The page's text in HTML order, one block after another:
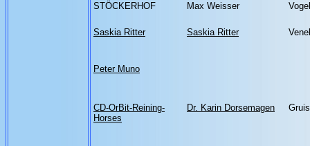
STÖCKERHOF Max Weisser
Saskia Ritter Saskia Ritter
Peter Muno
CD-OrBit-Reining-
Horses
Dr. Karin Dorsemagen